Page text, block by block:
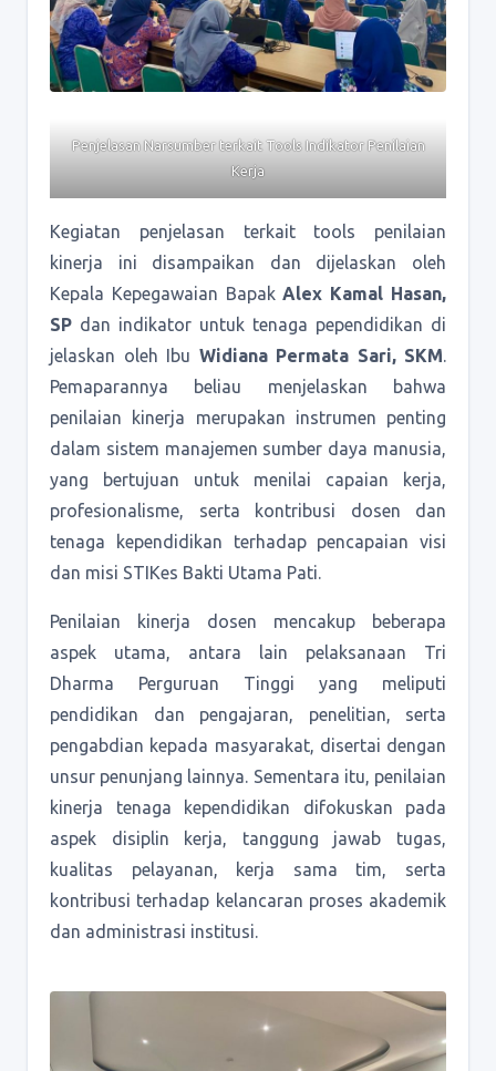
Penjelasan Narsumber terkait Tools Indikator Penilaian
Kerja
Kegiatan penjelasan terkait tools penilaian
kinerja ini disampaikan dan dijelaskan oleh
Kepala Kepegawaian BapakAlex Kamal Hasan,
SP dan indikator untuk tenaga pependidikan di
jelaskan oleh Ibu Widiana Permata Sari, SKM.
Pemaparannya beliau menjelaskan bahwa
penilaian kinerja merupakan instrumen penting
dalam sistem manajemen sumber daya manusia,
yang bertujuan untuk menilai capaian kerja,
profesionalisme, serta kontribusi dosen dan
tenaga kependidikan terhadap pencapaian visi
dan misi STIKes Bakti Utama Pati.
Penilaian kinerja dosen mencakup beberapa
aspek utama, antara lain pelaksanaan Tri
Dharma Perguruan Tinggi yang meliputi
pendidikan dan pengajaran, penelitian, serta
pengabdian kepada masyarakat, disertai dengan
unsur penunjang lainnya. Sementara itu, penilaian
kinerja tenaga kependidikan difokuskan pada
aspek disiplin kerja, tanggung jawab tugas,
kualitas pelayanan, kerja sama tim, serta
kontribusi terhadap kelancaran proses akademik
dan administrasi institusi.